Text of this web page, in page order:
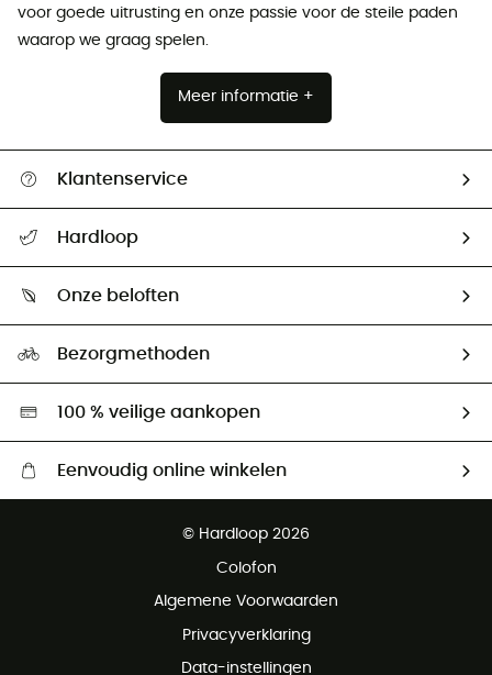
voor goede uitrusting en onze passie voor de steile paden
waarop we graag spelen.
Meer informatie +
Klantenservice
Mijn zending volgen
Retourzendingen & Terugbetalingen
Hardloop
Ambassadeurs
Onze beloften
Hardgreen
Bezorgmethoden
100 % veilige aankopen
Eenvoudig online winkelen
Gratis retourneren binnen 100 dagen
© Hardloop 2026
Colofon
Algemene Voorwaarden
Privacyverklaring
Data-instellingen